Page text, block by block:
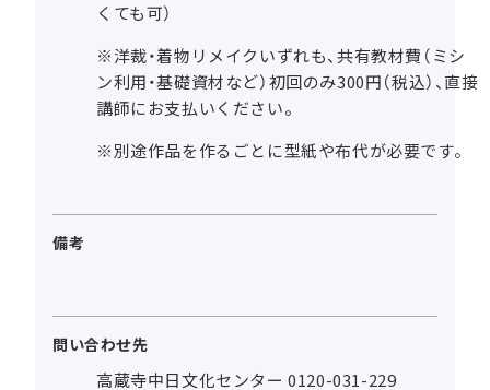
くても可）
※洋裁・着物リメイクいずれも、共有教材費（ミシ
ン利用・基礎資材など）初回のみ300円（税込）、直接
講師にお支払いください。
※別途作品を作るごとに型紙や布代が必要です。
備考
問い合わせ先
高蔵寺中日文化センター 0120-031-229